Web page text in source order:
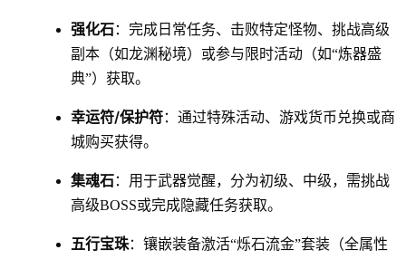
强化石：完成日常任务、击败特定怪物、挑战高级
副本（如龙渊秘境）或参与限时活动（如“炼器盛
典”）获取。
幸运符/保护符：通过特殊活动、游戏货币兑换或商
城购买获得。
集魂石：用于武器觉醒，分为初级、中级，需挑战
高级BOSS或完成隐藏任务获取。
五行宝珠：镶嵌装备激活“烁石流金”套装（全属性